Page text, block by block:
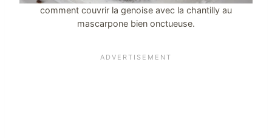
comment couvrir la genoise avec la chantilly au
mascarpone bien onctueuse.